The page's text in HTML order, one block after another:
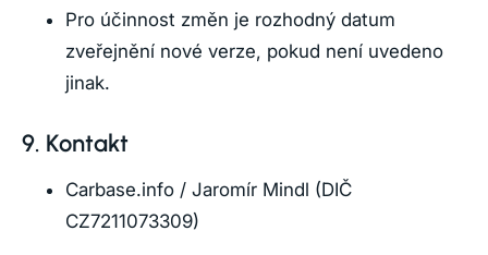
Pro účinnost změn je rozhodný datum
zveřejnění nové verze, pokud není uvedeno
jinak.
9. Kontakt
Carbase.info / Jaromír Mindl (DIČ
CZ7211073309)